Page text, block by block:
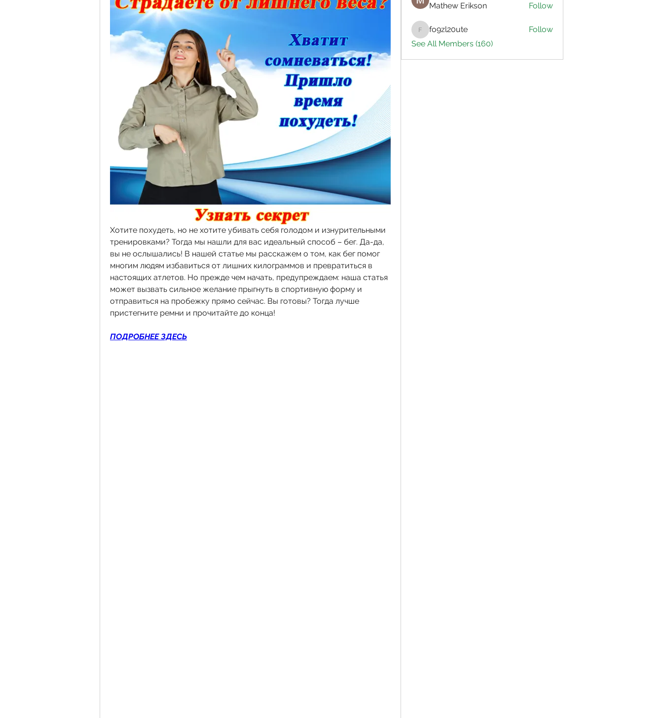
Хотите похудеть, но не хотите убивать себя голодом и изнурительными
тренировками? Тогда мы нашли для вас идеальный способ – бег. Да-да,
вы не ослышались! В нашей статье мы расскажем о том, как бег помог
многим людям избавиться от лишних килограммов и превратиться в
настоящих атлетов. Но прежде чем начать, предупреждаем: наша статья
может вызвать сильное желание прыгнуть в спортивную форму и
отправиться на пробежку прямо сейчас. Вы готовы? Тогда лучше
пристегните ремни и прочитайте до конца!
ПОДРОБНЕЕ ЗДЕСЬ
Mathew Erikson Follow
fo9zl20ute
fo9zl20ute
Follow
See All Members (160)